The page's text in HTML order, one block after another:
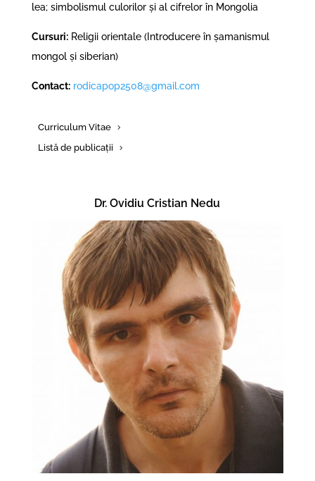
lea; simbolismul culorilor și al cifrelor în Mongolia
Cursuri:Religii orientale (Introducere în șamanismul
mongol și siberian)
Contact: rodicapop2508@gmail.com
Curriculum Vitae
Listă de publicații
Dr. Ovidiu Cristian Nedu